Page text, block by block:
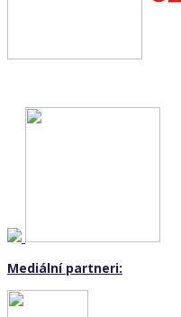
Mediální partneri: